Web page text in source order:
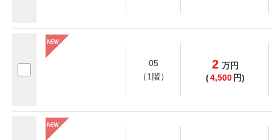
05
（1階）
2 万円
(4,500 円)